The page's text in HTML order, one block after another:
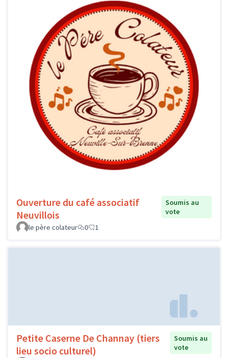
Ouverture du café associatif
Neuvillois
Soumis au
vote
le père colateur
0 1
Petite Caserne De Channay (tiers
lieu socio culturel)
Soumis au
vote